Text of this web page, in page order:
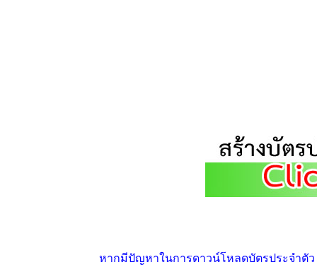
หากมีปัญหาในการดาวน์โหลดบัตรประจำตัว